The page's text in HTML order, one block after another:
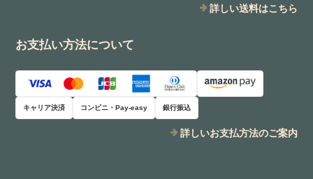
詳しい送料はこちら
お支払い方法について
キャリア決済 コンビニ・Pay-easy 銀行振込
詳しいお支払方法のご案内